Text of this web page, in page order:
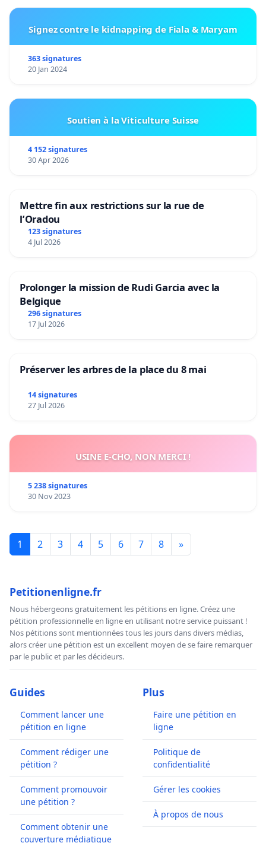
Signez contre le kidnapping de Fiala & Maryam
363 signatures
20 Jan 2024
Soutien à la Viticulture Suisse
4 152 signatures
30 Apr 2026
Mettre fin aux restrictions sur la rue de
l’Oradou
123 signatures
4 Jul 2026
Prolonger la mission de Rudi Garcia avec la
Belgique
296 signatures
17 Jul 2026
Préserver les arbres de la place du 8 mai
14 signatures
27 Jul 2026
USINE E-CHO, NON MERCI !
5 238 signatures
30 Nov 2023
1 2 3 4 5 6 7 8 »
Petitionenligne.fr
Nous hébergeons gratuitement les pétitions en ligne. Créez une
pétition professionnelle en ligne en utilisant notre service puissant !
Nos pétitions sont mentionnées tous les jours dans divers médias,
alors créer une pétition est un excellent moyen de se faire remarquer
par le public et par les décideurs.
Guides
Comment lancer une
pétition en ligne
Comment rédiger une
pétition ?
Comment promouvoir
une pétition ?
Comment obtenir une
couverture médiatique
Plus
Faire une pétition en
ligne
Politique de
confidentialité
Gérer les cookies
À propos de nous